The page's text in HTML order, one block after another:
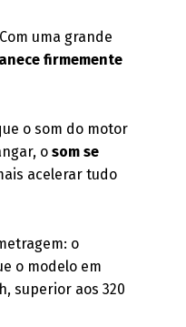
uma grande
firmemente
o som do motor
osom se
acelerar tudo
o
o modelo em
superior aos 320